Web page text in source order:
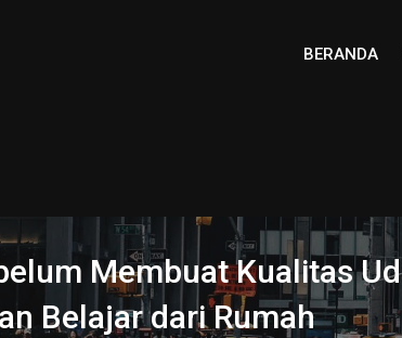
BERANDA
Membuat Kualitas
Belajar dari Rumah